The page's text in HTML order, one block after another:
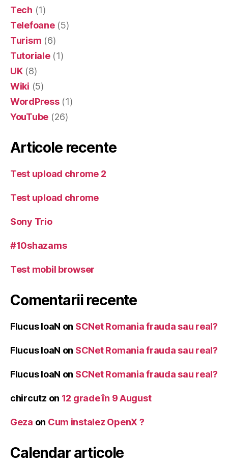
Tech (1)
Telefoane(5)
Turism (6)
Tutoriale(1)
UK(8)
Wiki (5)
WordPress(1)
YouTube (26)
Articole recente
Test upload chrome 2
Test upload chrome
Sony Trio
#10shazams
Test mobil browser
Comentarii recente
Flucus IoaN on SCNet Romania frauda sau real?
Flucus IoaN on SCNet Romania frauda sau real?
Flucus IoaN on SCNet Romania frauda sau real?
chircutz on 12 grade în 9 August
Geza on Cum instalez OpenX ?
Calendar articole